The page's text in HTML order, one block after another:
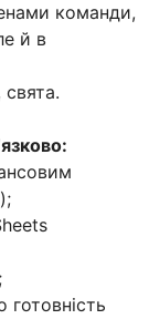
команди,
й в
свята.